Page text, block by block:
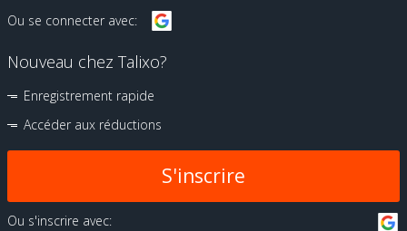
Ou se connecter avec:
Nouveau chez Talixo?
Enregistrement rapide
Accéder aux réductions
S'inscrire
Ou s'inscrire avec: